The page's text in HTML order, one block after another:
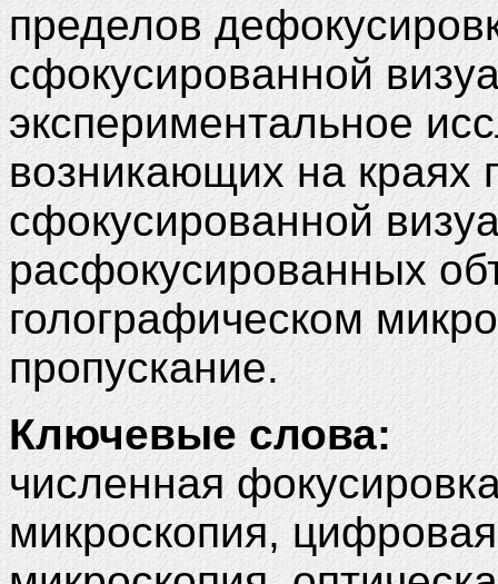
пределов
сфокусированной
экспериментальное
возникающих на краях
сфокусированной
расфокусированных
голографическом
пропускание.
Ключевые слова:
численная
микроскопия,